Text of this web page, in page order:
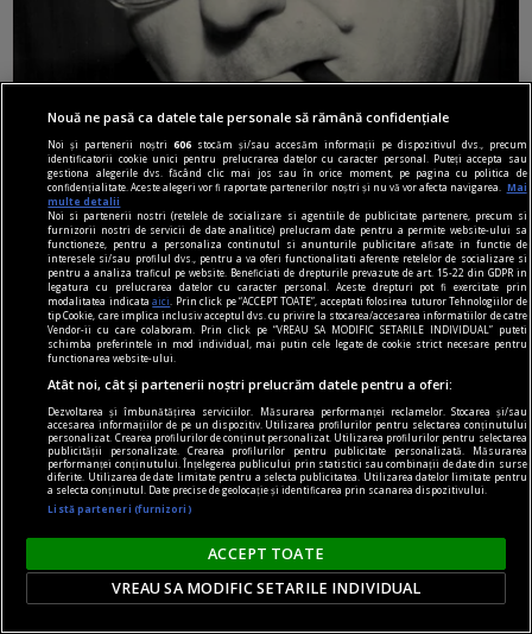
centenar - eugen barbu
Cu ură și abjecție
Mă amuz și eu, dar constatativ, de un alt episod,
grăitor, zic eu, cît zece.
Cosmin CIOTLOŞ
Nouă ne pasă ca datele tale personale să rămână confidențiale
Noi și partenerii noștri606 stocăm și/sau accesăm informații pe dispozitivul dvs., precum
identificatorii cookie unici pentru prelucrarea datelor cu caracter personal. Puteți accepta sau
gestiona alegerile dvs. făcând clic mai jos sau în orice moment, pe pagina cu politica de
confidențialitate. Aceste alegeri vor fi raportate partenerilor noștri și nu vă vor afecta navigarea.
Mai
multe detalii
Noi si partenerii nostri (retelele de socializare si agentiile de publicitate partenere, precum si
furnizorii nostri de servicii de date analitice) prelucram date pentru a permite website-ului sa
functioneze, pentru a personaliza continutul si anunturile publicitare afisate in functie de
interesele si/sau profilul dvs., pentru a va oferi functionalitati aferente retelelor de socializare si
pentru a analiza traficul pe website. Beneficiati de drepturile prevazute de art. 15-22 din GDPR in
legatura cu prelucrarea datelor cu caracter personal. Aceste drepturi pot fi exercitate prin
modalitatea indicataaici
. Prin click pe “ACCEPT TOATE”, acceptati folosirea tuturor Tehnologiilor de
tip Cookie, care implica inclusiv acceptul dvs. cu privire la stocarea/accesarea informatiilor de catre
Vendor-ii cu care colaboram. Prin click pe “VREAU SA MODIFIC SETARILE INDIVIDUAL” puteti
schimba preferintele in mod individual, mai putin cele legate de cookie strict necesare pentru
functionarea website-ului.
Atât noi, cât și partenerii noștri prelucrăm datele pentru a oferi:
Dezvoltarea și îmbunătățirea serviciilor. Măsurarea performanței reclamelor. Stocarea și/sau
accesarea informațiilor de pe un dispozitiv. Utilizarea profilurilor pentru selectarea conținutului
personalizat. Crearea profilurilor de conținut personalizat. Utilizarea profilurilor pentru selectarea
publicității personalizate. Crearea profilurilor pentru publicitate personalizată. Măsurarea
performanței conținutului. Înțelegerea publicului prin statistici sau combinații de date din surse
diferite. Utilizarea de date limitate pentru a selecta publicitatea. Utilizarea datelor limitate pentru
a selecta conținutul. Date precise de geolocație și identificarea prin scanarea dispozitivului.
Listă parteneri (furnizori)
ACCEPT TOATE
VREAU SA MODIFIC SETARILE INDIVIDUAL